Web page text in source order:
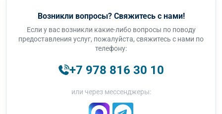
Возникли вопросы? Свяжитесь с нами!
Если у вас возникли какие-либо вопросы по поводу
предоставления услуг, пожалуйста, свяжитесь с нами по
телефону:
+7 978 816 30 10
или через мессенджеры: